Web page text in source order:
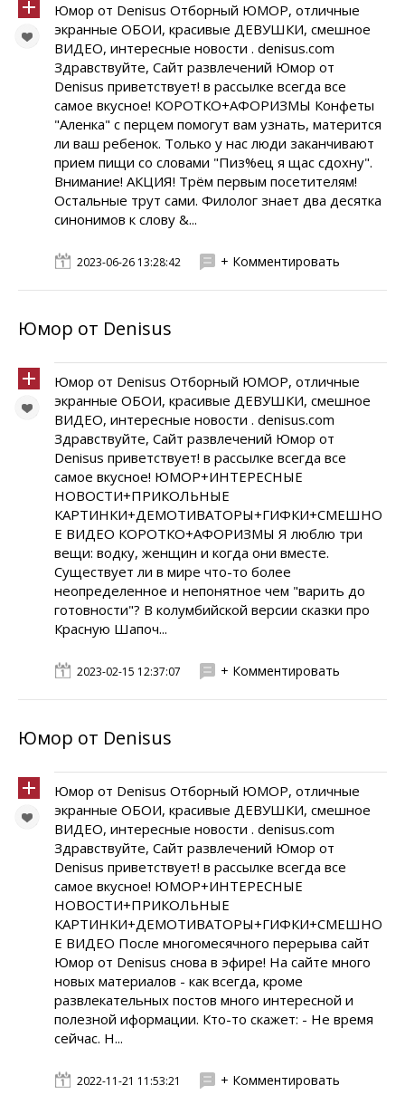
Юмор от Denisus Отборный ЮМОР, отличные
экранные ОБОИ, красивые ДЕВУШКИ, смешное
ВИДЕО, интересные новости . denisus.com
Здравствуйте, Сайт развлечений Юмор от
Denisus приветствует! в рассылке всегда все
самое вкусное! КОРОТКО+АФОРИЗМЫ Конфеты
"Аленка" с перцем помогут вам узнать, матерится
ли ваш ребенок. Только у нас люди заканчивают
прием пищи со словами "Пиз%ец я щас сдохну".
Внимание! АКЦИЯ! Трём первым посетителям!
Остальные трут сами. Филолог знает два десятка
синонимов к слову &...
2023-06-26 13:28:42 + Комментировать
Юмор от Denisus
Юмор от Denisus Отборный ЮМОР, отличные
экранные ОБОИ, красивые ДЕВУШКИ, смешное
ВИДЕО, интересные новости . denisus.com
Здравствуйте, Сайт развлечений Юмор от
Denisus приветствует! в рассылке всегда все
самое вкусное! ЮМОР+ИНТЕРЕСНЫЕ
НОВОСТИ+ПРИКОЛЬНЫЕ
КАРТИНКИ+ДЕМОТИВАТОРЫ+ГИФКИ+СМЕШНО
Е ВИДЕО КОРОТКО+АФОРИЗМЫ Я люблю три
вещи: водку, женщин и когда они вместе.
Существует ли в мире что-то более
неопределенное и непонятное чем "варить до
готовности"? В колумбийской версии сказки про
Красную Шапоч...
2023-02-15 12:37:07 + Комментировать
Юмор от Denisus
Юмор от Denisus Отборный ЮМОР, отличные
экранные ОБОИ, красивые ДЕВУШКИ, смешное
ВИДЕО, интересные новости . denisus.com
Здравствуйте, Сайт развлечений Юмор от
Denisus приветствует! в рассылке всегда все
самое вкусное! ЮМОР+ИНТЕРЕСНЫЕ
НОВОСТИ+ПРИКОЛЬНЫЕ
КАРТИНКИ+ДЕМОТИВАТОРЫ+ГИФКИ+СМЕШНО
Е ВИДЕО После многомесячного перерыва сайт
Юмор от Denisus снова в эфире! На сайте много
новых материалов - как всегда, кроме
развлекательных постов много интересной и
полезной иформации. Кто-то скажет: - Не время
сейчас. Н...
2022-11-21 11:53:21 + Комментировать